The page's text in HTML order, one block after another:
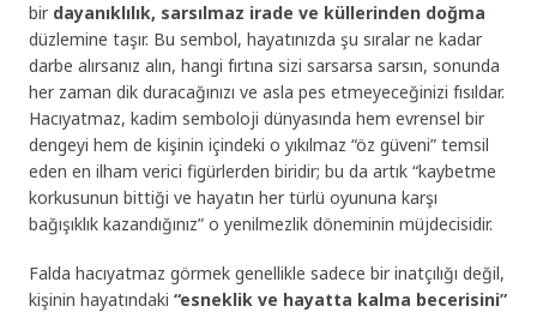
bir dayanıklılık, sarsılmaz irade ve küllerinden doğma
düzlemine taşır. Bu sembol, hayatınızda şu sıralar ne kadar
darbe alırsanız alın, hangi fırtına sizi sarsarsa sarsın, sonunda
her zaman dik duracağınızı ve asla pes etmeyeceğinizi fısıldar.
Hacıyatmaz, kadim semboloji dünyasında hem evrensel bir
dengeyi hem de kişinin içindeki o yıkılmaz “öz güveni” temsil
eden en ilham verici figürlerden biridir; bu da artık “kaybetme
korkusunun bittiği ve hayatın her türlü oyununa karşı
bağışıklık kazandığınız” o yenilmezlik döneminin müjdecisidir.
Falda hacıyatmaz görmek genellikle sadece bir inatçılığı değil,
kişinin hayatındaki“esneklik ve hayatta kalma becerisini”